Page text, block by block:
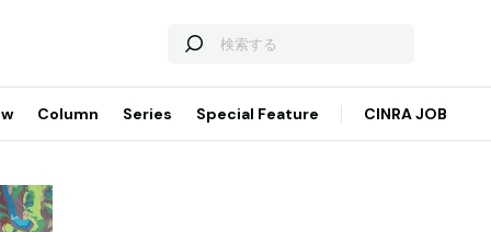
Column Series Special Feature CINRA JOB